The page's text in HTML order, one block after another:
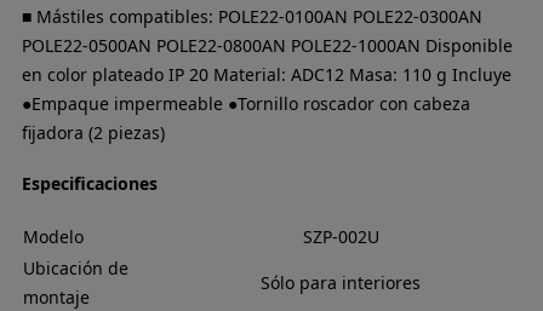
■ Mástiles compatibles: POLE22-0100AN POLE22-0300AN
POLE22-0500AN POLE22-0800AN POLE22-1000AN Disponible
en color plateado IP 20 Material: ADC12 Masa: 110 g Incluye
●Empaque impermeable ●Tornillo roscador con cabeza
fijadora (2 piezas)
Especificaciones
Modelo
SZP-002U
Ubicación de
montaje
Sólo para interiores